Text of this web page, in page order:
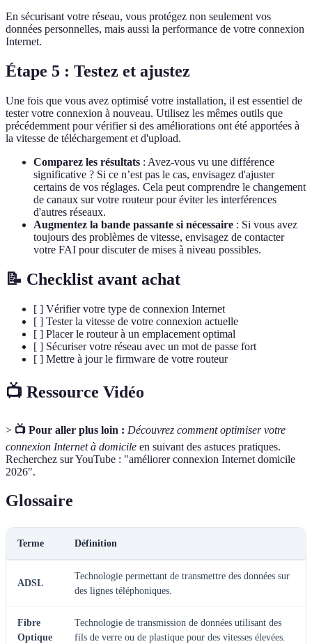
En sécurisant votre réseau, vous protégez non seulement vos
données personnelles, mais aussi la performance de votre connexion
Internet.
Étape 5 : Testez et ajustez
Une fois que vous avez optimisé votre installation, il est essentiel de
tester votre connexion à nouveau. Utilisez les mêmes outils que
précédemment pour vérifier si des améliorations ont été apportées à
la vitesse de téléchargement et d'upload.
Comparez les résultats : Avez-vous vu une différence
significative ? Si ce n’est pas le cas, envisagez d'ajuster
certains de vos réglages. Cela peut comprendre le changement
de canaux sur votre routeur pour éviter les interférences
d'autres réseaux.
Augmentez la bande passante si nécessaire : Si vous avez
toujours des problèmes de vitesse, envisagez de contacter
votre FAI pour discuter de mises à niveau possibles.
📝 Checklist avant achat
[ ] Vérifier votre type de connexion Internet
[ ] Tester la vitesse de votre connexion actuelle
[ ] Placer le routeur à un emplacement optimal
[ ] Sécuriser votre réseau avec un mot de passe fort
[ ] Mettre à jour le firmware de votre routeur
📺 Ressource Vidéo
> 📺 Pour aller plus loin : Découvrez comment optimiser votre
connexion Internet à domicile en suivant des astuces pratiques.
Recherchez sur YouTube : "améliorer connexion Internet domicile
2026".
Glossaire
Terme Définition
ADSL
Technologie permettant de transmettre des données sur
des lignes téléphoniques.
Fibre
Optique
Technologie de transmission de données utilisant des
fils de verre ou de plastique pour des vitesses élevées.